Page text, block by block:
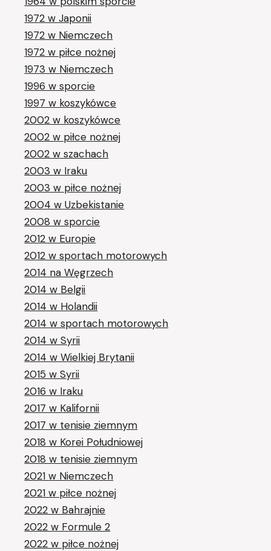
1972 w Japonii
1972 w Niemczech
1972 w piłce nożnej
1973 w Niemczech
1996 w sporcie
1997 w koszykówce
2002 w koszykówce
2002 w piłce nożnej
2002 w szachach
2003 w Iraku
2003 w piłce nożnej
2004 w Uzbekistanie
2008 w sporcie
2012 w Europie
2012 w sportach motorowych
2014 na Węgrzech
2014 w Belgii
2014 w Holandii
2014 w sportach motorowych
2014 w Syrii
2014 w Wielkiej Brytanii
2015 w Syrii
2016 w Iraku
2017 w Kalifornii
2017 w tenisie ziemnym
2018 w Korei Południowej
2018 w tenisie ziemnym
2021 w Niemczech
2021 w piłce nożnej
2022 w Bahrajnie
2022 w Formule 2
2022 w piłce nożnej